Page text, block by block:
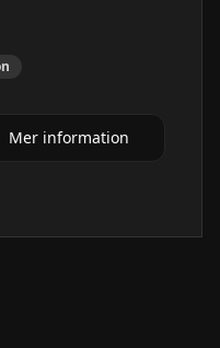
Mer information